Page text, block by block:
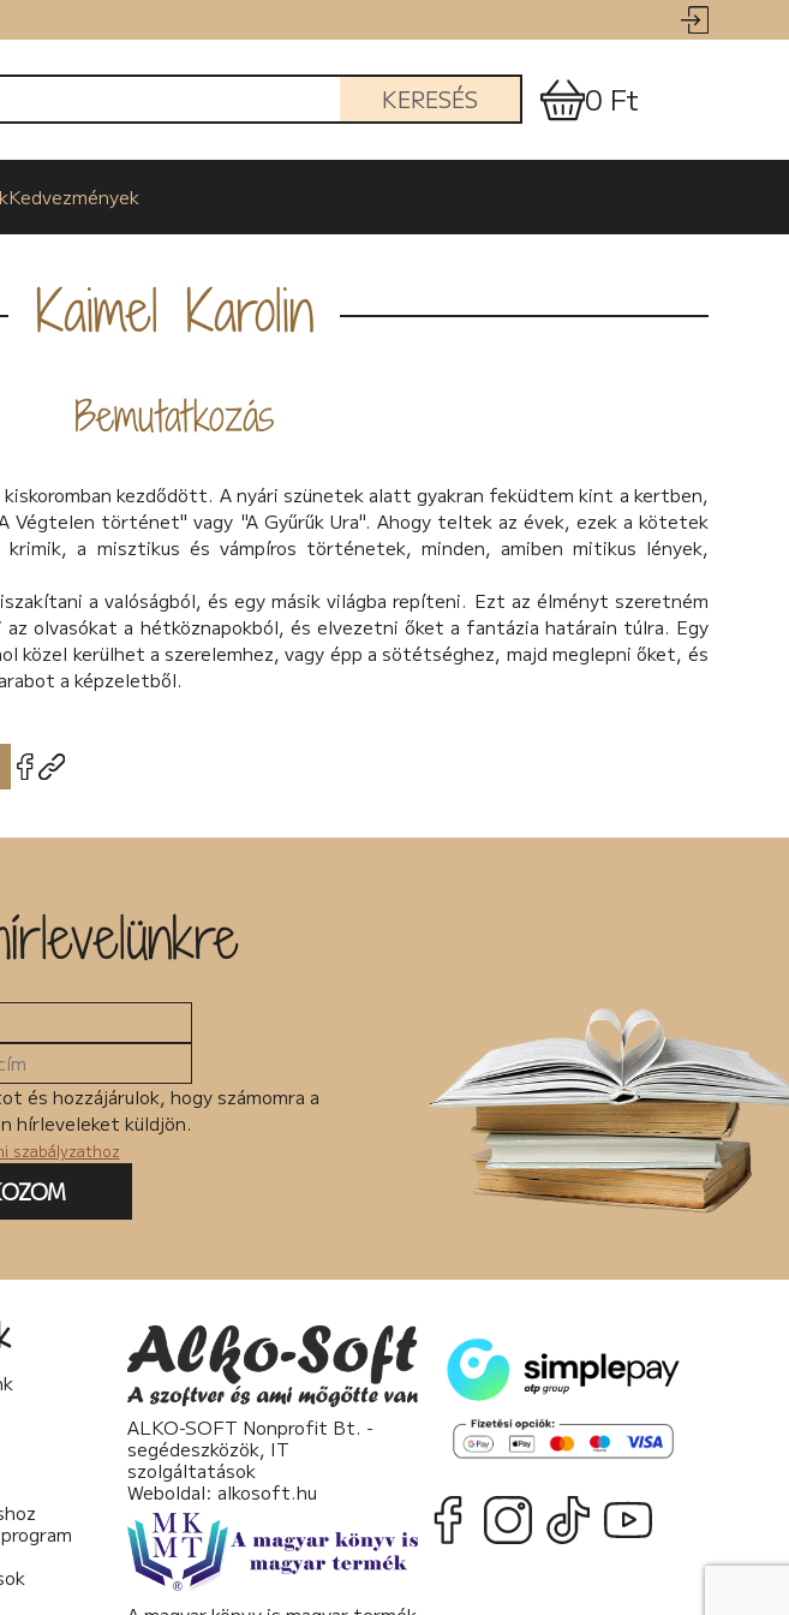
KERESÉS 0 Ft
Kedvezmények
Kaimel Karolin
Bemutatkozás
kezdődött. A nyári szünetek alatt gyakran feküdtem kint a kertben,
Végtelen történet" vagy "A Gyűrűk Ura". Ahogy teltek az évek, ezek a kötetek
a misztikus és vámpíros történetek, minden, amiben mitikus lények,
a valóságból, és egy másik világba repíteni. Ezt az élményt szeretném
az olvasókat a hétköznapokból, és elvezetni őket a fantázia határain túlra. Egy
közel kerülhet a szerelemhez, vagy épp a sötétséghez, majd meglepni őket, és
a képzeletből.
és hozzájárulok, hogy számomra a
hírleveleket küldjön.
szabályzathoz
ALKO-SOFT Nonprofit Bt. -
segédeszközök, IT
szolgáltatások
Weboldal: alkosoft.hu